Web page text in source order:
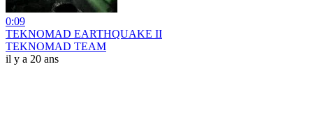
0:09
TEKNOMAD EARTHQUAKE II
TEKNOMAD TEAM
il y a 20 ans